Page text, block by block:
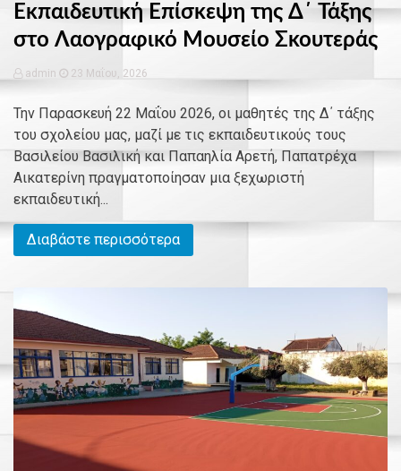
Εκπαιδευτική Επίσκεψη της Δ΄ Τάξης
στο Λαογραφικό Μουσείο Σκουτεράς
admin 23 Μαΐου, 2026
Την Παρασκευή 22 Μαΐου 2026, οι μαθητές της Δ΄ τάξης
του σχολείου μας, μαζί με τις εκπαιδευτικούς τους
Βασιλείου Βασιλική και Παπαηλία Αρετή, Παπατρέχα
Αικατερίνη πραγματοποίησαν μια ξεχωριστή
εκπαιδευτική...
Διαβάστε περισσότερα